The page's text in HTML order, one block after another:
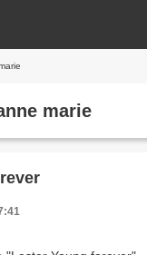
marie